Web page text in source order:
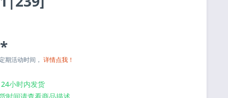
期活动时间，详情点我！
小时内发货